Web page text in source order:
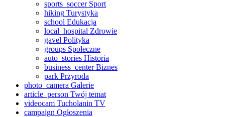
sports_soccerSport
hiking Turystyka
school Edukacja
local_hospital Zdrowie
gavel Polityka
groups Społeczne
auto_stories Historia
business_centerBiznes
park Przyroda
photo_camera Galerie
article_person Twój temat
videocam Tucholanin TV
campaign Ogłoszenia